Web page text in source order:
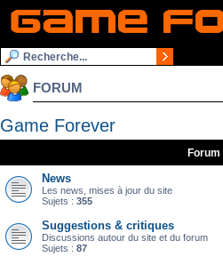
FORUM
Game Forever
Forum
News
Les news, mises à jour du site
Sujets : 355
Suggestions & critiques
Discussions autour du site et du forum
Sujets : 87